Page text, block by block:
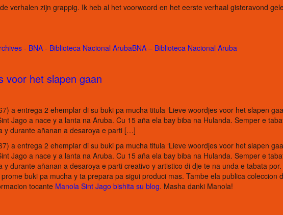
verhalen zijn grappig. Ik heb al het voorwoord en het eerste verhaal gisteravond
- BNA - Biblioteca Nacional ArubaBNA – Biblioteca Nacional Aruba
voor het slapen gaan
a entrega 2 ehemplar di su buki pa mucha titula ‘Lieve woordjes voor het slapen
Jago a nace y a lanta na Aruba. Cu 15 aña ela bay biba na Hulanda. Semper e
y durante añanan a desaroya e parti […]
a entrega 2 ehemplar di su buki pa mucha titula ‘Lieve woordjes voor het slapen
Jago a nace y a lanta na Aruba. Cu 15 aña ela bay biba na Hulanda. Semper e
y durante añanan a desaroya e parti creativo y artistico di dje te na unda e tabata
buki pa mucha y ta prepara pa sigui produci mas. Tambe ela publica coleccion
tocante Manola Sint Jago bishita su blog. Masha danki Manola!